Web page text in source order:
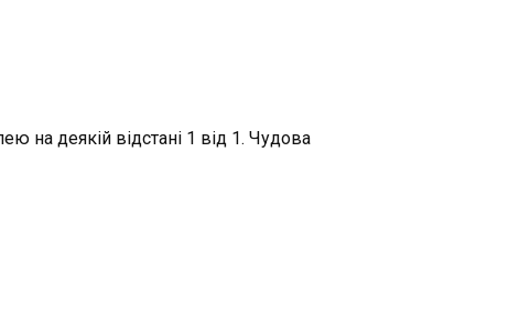
на деякій відстані 1 від 1. Чудова